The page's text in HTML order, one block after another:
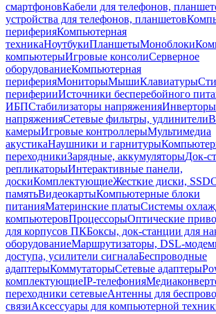
смартфоновКабели для телефонов,
устройства для телефонов, планшетов
периферияКомпьютерная
техникаНоутбукиПланшетыМоноблоки
компьютерыИгровые консолиСерверное
оборудованиеКомпьютерная
периферияМониторыМышиКлавиатуры
периферииИсточники бесперебойного
ИБПСтабилизаторы напряженияИнверторы
напряженияСетевые фильтры, удлинители
камерыИгровые контроллерыМультимедиа
акустикаНаушники и гарнитуры
переходникиЗарядные, аккумуляторыДок-
репликаторыИнтерактивные панели,
доскиКомплектующиеЖесткие диски, SSD
памятьВидеокартыКомпьютерные блоки
питанияМатеринские платыСистемы
компьютеровПроцессорыОптические
для корпусов ПКБоксы, док-станции для
оборудованиеМаршрутизаторы, DSL-
доступа, усилители сигналаБеспроводные
адаптерыКоммутаторыСетевые адаптеры
комплектующиеIP-телефония
переходники сетевыеАнтенны для
связиАксессуары для компьютерной